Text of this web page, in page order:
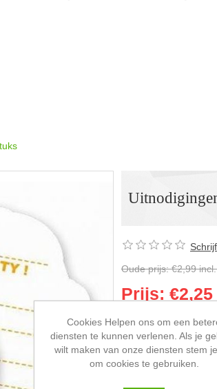
Oude prijs: €2,99
Prijs:
Uitnodigingen van
GTIN barcode:
Cookies Helpen ons om een
diensten te kunnen verlenen. Als je
wilt maken van onze diensten stem
om cookies te gebruiken.